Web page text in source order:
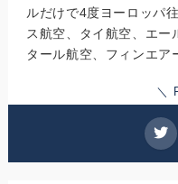
ルだけで4度ヨーロッパ
ス航空、タイ航空、エー
タール航空、フィンエア
＼